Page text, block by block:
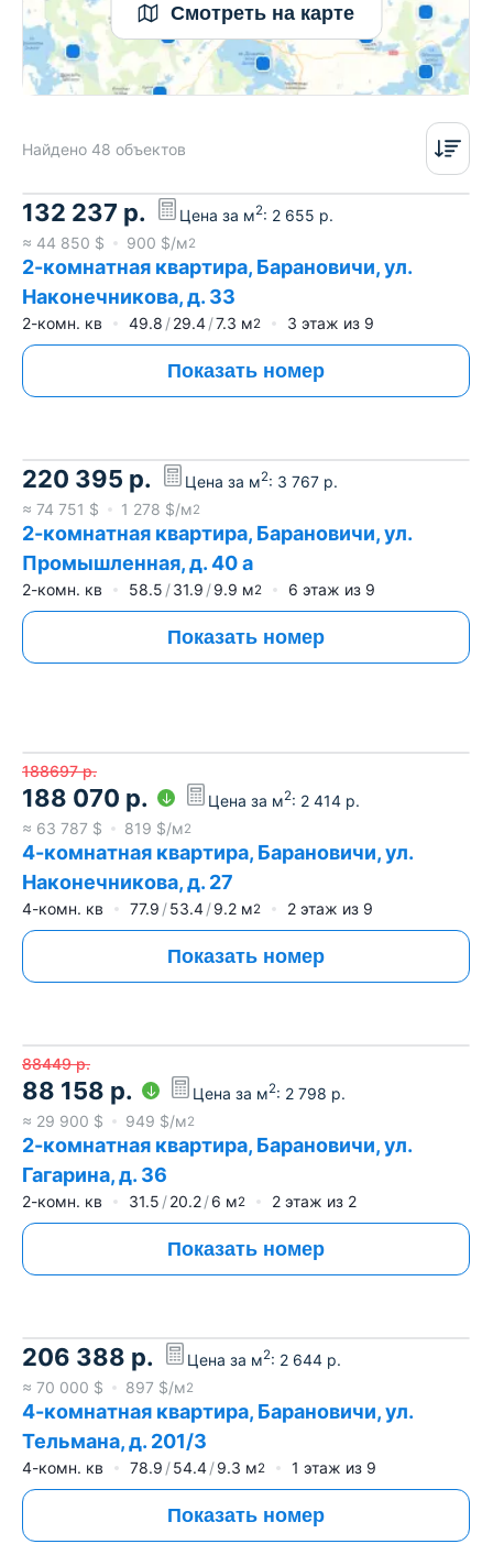
Смотреть на карте
Найдено 48 объектов
132 237 р. Цена за м2: 2 655 р.
≈ 44 850 $ 900 $/м2
2-комнатная квартира, Барановичи, ул.
Наконечникова, д. 33
2-комн. кв 49.8 29.4 7.3 м2 3 этаж из 9
Показать номер
220 395 р. Цена за м2: 3 767 р.
≈ 74 751 $ 1 278 $/м2
2-комнатная квартира, Барановичи, ул.
Промышленная, д. 40 а
2-комн. кв 58.5 31.9 9.9 м2 6 этаж из 9
Показать номер
188697 р.
188 070 р. Цена за м2: 2 414 р.
≈ 63 787 $ 819 $/м2
4-комнатная квартира, Барановичи, ул.
Наконечникова, д. 27
4-комн. кв 77.9 53.4 9.2 м2 2 этаж из 9
Показать номер
88449 р.
88 158 р. Цена за м2: 2 798 р.
≈ 29 900 $ 949 $/м2
2-комнатная квартира, Барановичи, ул.
Гагарина, д. 36
2-комн. кв 31.5 20.2 6 м2 2 этаж из 2
Показать номер
206 388 р. Цена за м2: 2 644 р.
≈ 70 000 $ 897 $/м2
4-комнатная квартира, Барановичи, ул.
Тельмана, д. 201/3
4-комн. кв 78.9 54.4 9.3 м2 1 этаж из 9
Показать номер